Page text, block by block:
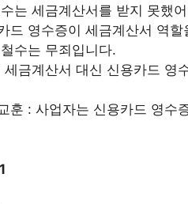
는 세금계산서를 받지 못했
드 영수증이 세금계산서 역할
수는 무죄입니다.
금계산서 대신 신용카드 영
훈 : 사업자는 신용카드 영수